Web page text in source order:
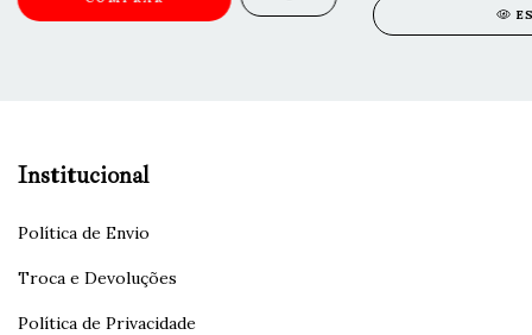
Institucional
Política de Envio
Troca e Devoluções
Política de Privacidade